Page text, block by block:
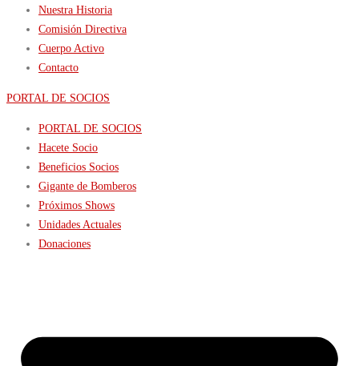
Nuestra Historia
Comisión Directiva
Cuerpo Activo
Contacto
PORTAL DE SOCIOS
PORTAL DE SOCIOS
Hacete Socio
Beneficios Socios
Gigante de Bomberos
Próximos Shows
Unidades Actuales
Donaciones